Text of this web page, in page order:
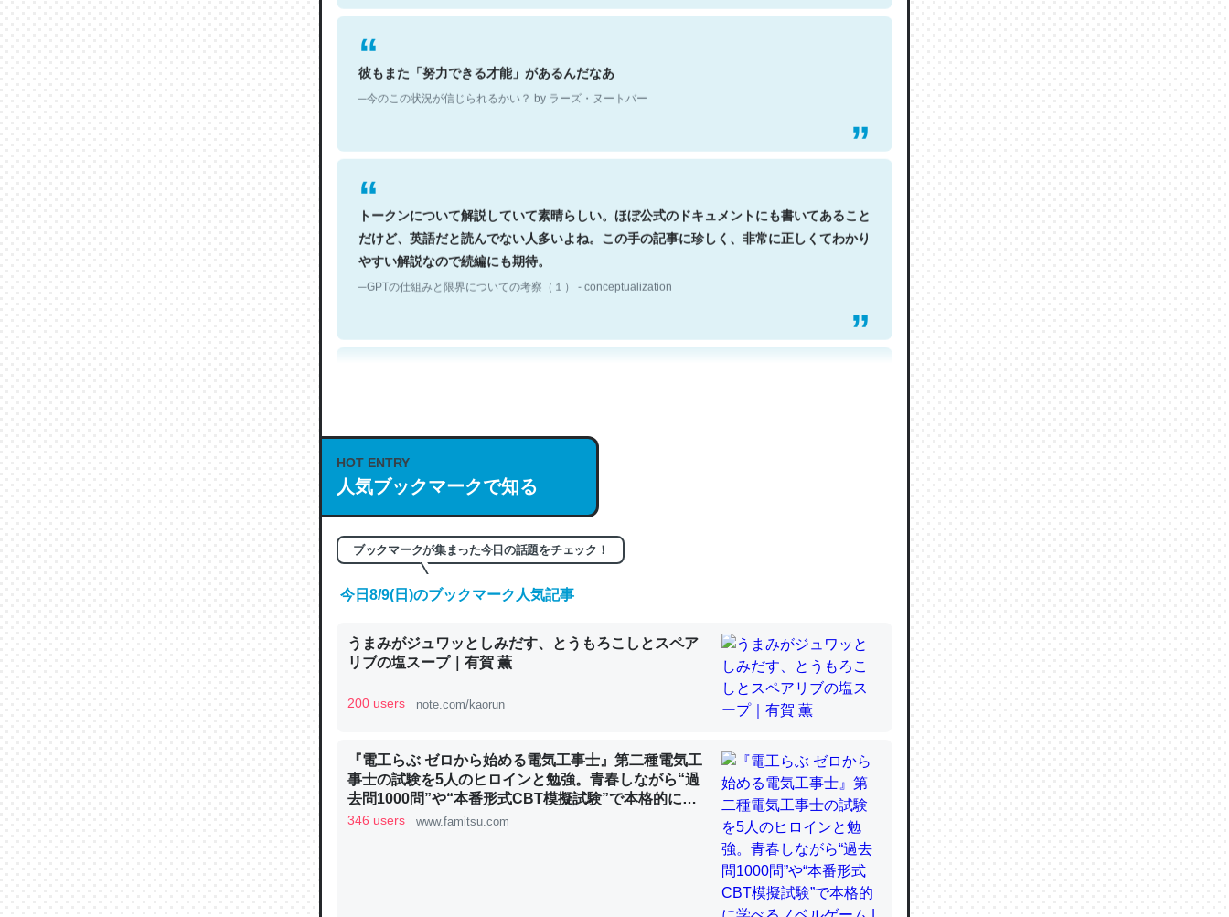
彼もまた「努力できる才能」があるんだなあ
─今のこの状況が信じられるかい？ by ラーズ・ヌートバー
トークンについて解説していて素晴らしい。ほぼ公式のドキュメントにも書いてあること
だけど、英語だと読んでない人多いよね。この手の記事に珍しく、非常に正しくてわかり
やすい解説なので続編にも期待。
─GPTの仕組みと限界についての考察（１） - conceptualization
これは良記事。32768トークンだと英語小説100ページ分くらい。小説でいう「ずっと前
の伏線」は回収されないけど、短期記憶というには多い分量。進化すればするほど分かり
やすく強くなりそう
の600分の1程度。
─ニュース :: 【研究発表】昆虫学の大問題＝「昆虫はなぜ海にいないのか」に関する新仮説
論文では「淡水はカルシウムも酸素も不足してて両方に不利だから両方が拮抗してるので
HOT ENTRY
人気ブックマークで知る
ブックマークが集まった今日の話題をチェック！
今日8/9(日)のブックマーク人気記事
うまみがジュワッとしみだす、とうもろこしとスペア
リブの塩スープ｜有賀 薫
200 users note.com/kaorun
『電工らぶ ゼロから始める電気工事士』第二種電気工
事士の試験を5人のヒロインと勉強。青春しながら“過
去問1000問”や“本番形式CBT模擬試験”で本格的に学
べるノベルゲーム | ゲーム・エンタメ最新情報のファミ
346 users www.famitsu.com